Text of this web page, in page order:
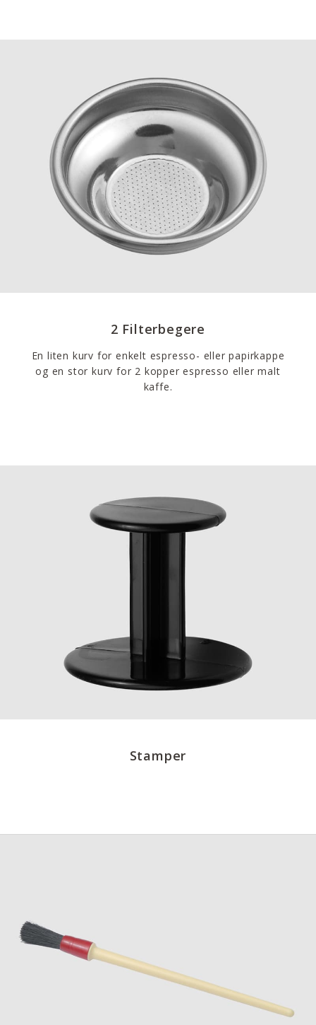
2 Filterbegere
En liten kurv for enkelt espresso- eller papirkappe
og en stor kurv for 2 kopper espresso eller malt
kaffe.
Stamper